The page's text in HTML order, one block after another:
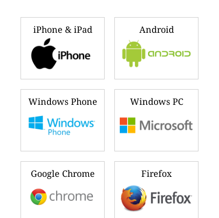
iPhone & iPad Android
Windows Phone Windows PC
Google Chrome Firefox